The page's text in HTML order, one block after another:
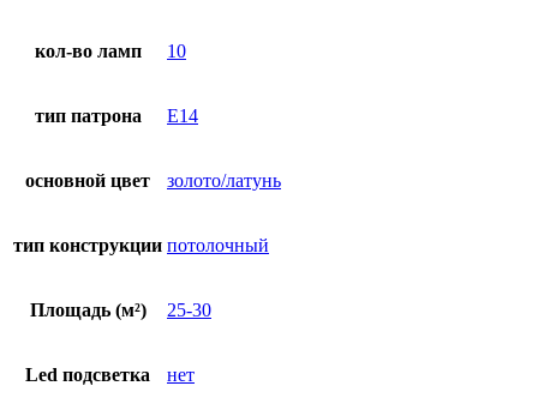
кол-во ламп 10
тип патрона E14
основной цвет золото/латунь
тип конструкции потолочный
Площадь (м²) 25-30
Led подсветка нет